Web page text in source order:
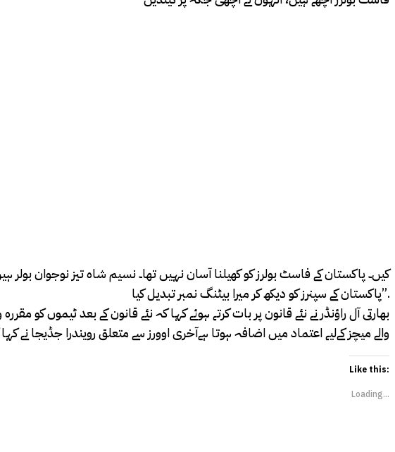
کیں۔ پاکستان کے فاسٹ بولرز کو کھیلنا آسان نہیں تھا۔ نسیم شاہ تیز نوجوان
پاکستان کے سپنرز کو دیکھ کر میرا بیٹنگ نمبر تبدیل کیا”.
بھارتی آل راؤنڈر نے نئے قانون پر بات کرتے ہوئے کہا کہ نئے قانون کے بعد ٹیموں کو
والے میچز کےلیے اعتماد میں اضافہ ہوتا ہےآخری اوورز سے متعلق رویندرا جڈیجا نے
Like this:
Loading...